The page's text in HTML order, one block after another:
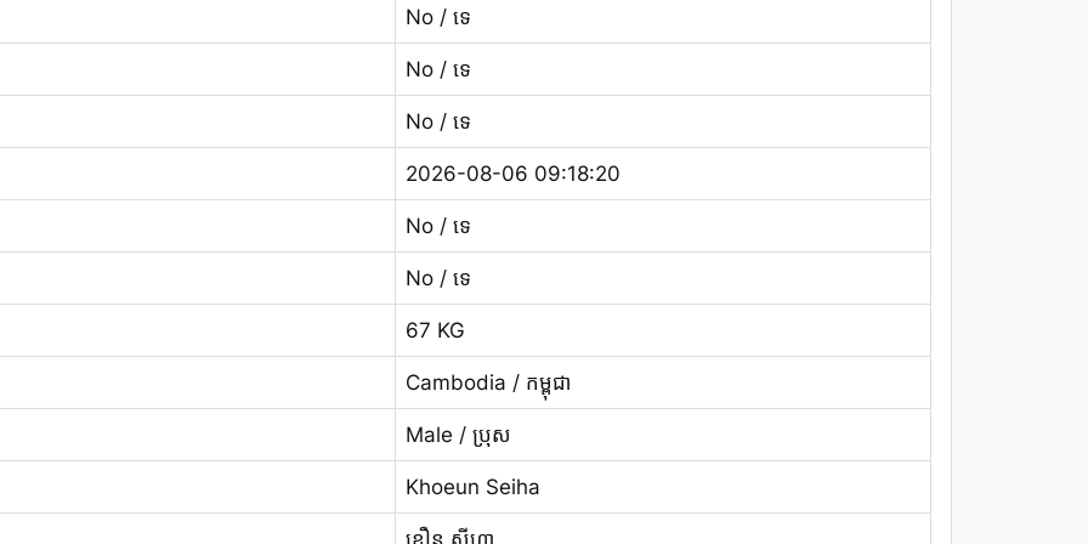
No / ទេ
No / ទេ
No / ទេ
2026-08-06 09:18:20
No / ទេ
No / ទេ
67 KG
Cambodia / កម្ពុជា
Male / ប្រុស
Khoeun Seiha